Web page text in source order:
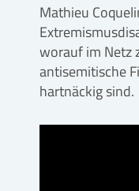
Mathieu
worauf im Netz
antisemitische
hartnäckig sind.